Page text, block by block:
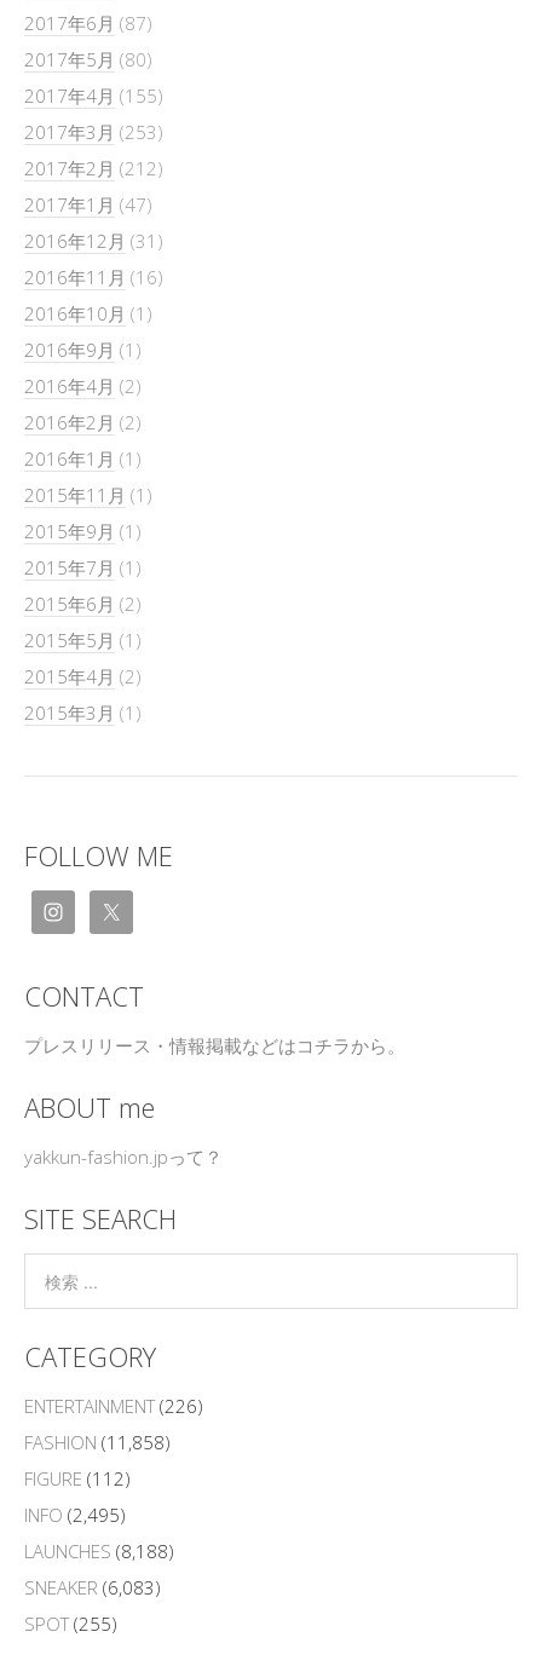
2017年6月 (87)
2017年5月 (80)
2017年4月 (155)
2017年3月 (253)
2017年2月 (212)
2017年1月 (47)
2016年12月 (31)
2016年11月 (16)
2016年10月 (1)
2016年9月 (1)
2016年4月 (2)
2016年2月 (2)
2016年1月 (1)
2015年11月 (1)
2015年9月 (1)
2015年7月 (1)
2015年6月 (2)
2015年5月 (1)
2015年4月 (2)
2015年3月 (1)
FOLLOW ME
CONTACT
プレスリリース・情報掲載などはコチラから。
ABOUT me
yakkun-fashion.jpって？
SITE SEARCH
CATEGORY
ENTERTAINMENT(226)
FASHION (11,858)
FIGURE (112)
INFO (2,495)
LAUNCHES (8,188)
SNEAKER (6,083)
SPOT(255)